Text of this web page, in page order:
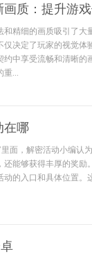
画质：提升游
和精细的画质吸引了
仅决定了玩家的视觉
约中享受流畅和清晰
重...
在哪
里面，解密活动小编认
还能够获得丰厚的奖
动的入口和具体位置